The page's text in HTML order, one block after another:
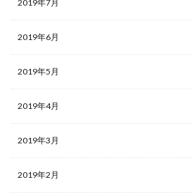
2019年7月
2019年6月
2019年5月
2019年4月
2019年3月
2019年2月